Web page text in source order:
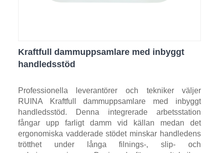
Kraftfull dammuppsamlare med inbyggt
handledsstöd
Professionella leverantörer och tekniker väljer
RUINA Kraftfull dammuppsamlare med inbyggt
handledsstöd. Denna integrerade arbetsstation
fångar upp farligt damm vid källan medan det
ergonomiska vadderade stödet minskar handledens
trötthet under långa filnings-, slip- och